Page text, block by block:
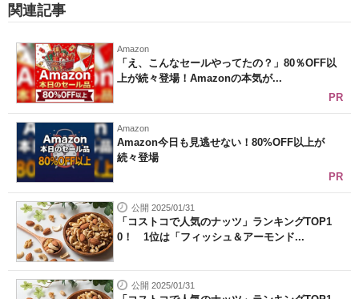
関連記事
Amazon
「え、こんなセールやってたの？」80％OFF以
上が続々登場！Amazonの本気が...
PR
Amazon
Amazon今日も見逃せない！80%OFF以上が
続々登場
PR
公開 2025/01/31
「コストコで人気のナッツ」ランキングTOP1
0！ 1位は「フィッシュ＆アーモンド...
公開 2025/01/31